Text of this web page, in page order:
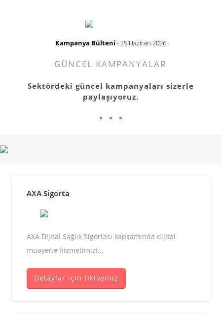
Kampanya Bülteni - 25 Haziran 2026
GÜNCEL KAMPANYALAR
Sektördeki güncel kampanyaları sizerle
paylaşıyoruz.
AXA Sigorta
AXA Dijital Sağlık Sigortası kapsamında dijital
muayene hizmetimizi...
Detaylar için tıklayınız